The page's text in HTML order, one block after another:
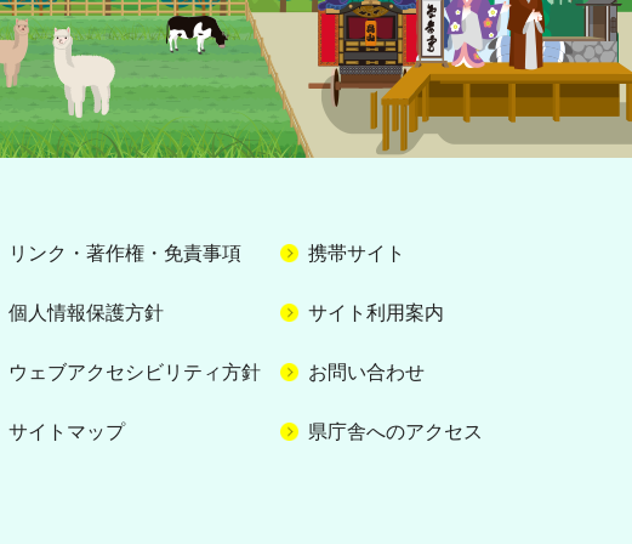
リンク・著作権・免責事項 携帯サイト
個人情報保護方針 サイト利用案内
ウェブアクセシビリティ方針 お問い合わせ
サイトマップ 県庁舎へのアクセス